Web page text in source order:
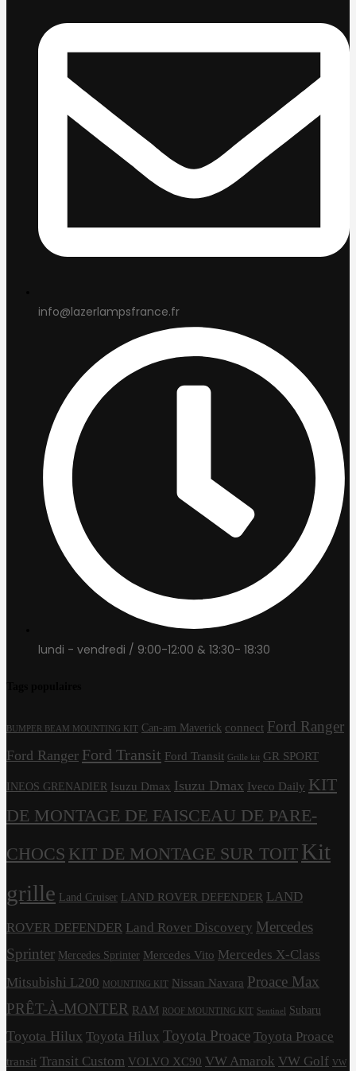
info@lazerlampsfrance.fr
lundi - vendredi / 9:00-12:00 & 13:30- 18:30
BUMPER BEAM MOUNTING KIT Can-am Maverick connect Ford Ranger
Ford Ranger Ford Transit Ford Transit Grille kit GR SPORT
INEOS GRENADIER Isuzu Dmax Isuzu Dmax Iveco Daily KIT
DE MONTAGE DE FAISCEAU DE PARE-
CHOCS KIT DE MONTAGE SUR TOIT Kit
grille Land Cruiser LAND ROVER DEFENDER LAND
ROVER DEFENDER Land Rover Discovery Mercedes
Sprinter Mercedes Sprinter Mercedes Vito Mercedes X-Class
Mitsubishi L200
MOUNTING KIT Nissan Navara Proace Max
PRÊT-À-MONTER RAM ROOF MOUNTING KIT Sentinel Subaru
Toyota Hilux Toyota Hilux Toyota Proace Toyota Proace
transit Transit Custom VOLVO XC90 VW Amarok VW Golf VW